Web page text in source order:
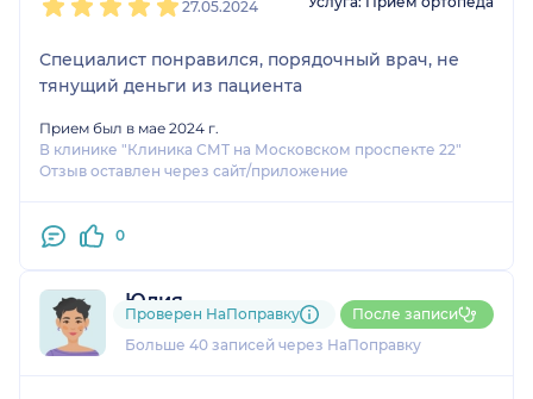
27.05.2024
Специалист понравился, порядочный врач, не
тянущий деньги из пациента
Прием был в мае 2024 г.
В клинике "Клиника СМТ на Московском проспекте 22"
Отзыв оставлен через сайт/приложение
0
Юлия
32 отзыва и1 оценка
Больше 40 записей через НаПоправку
Проверен НаПоправку После записи